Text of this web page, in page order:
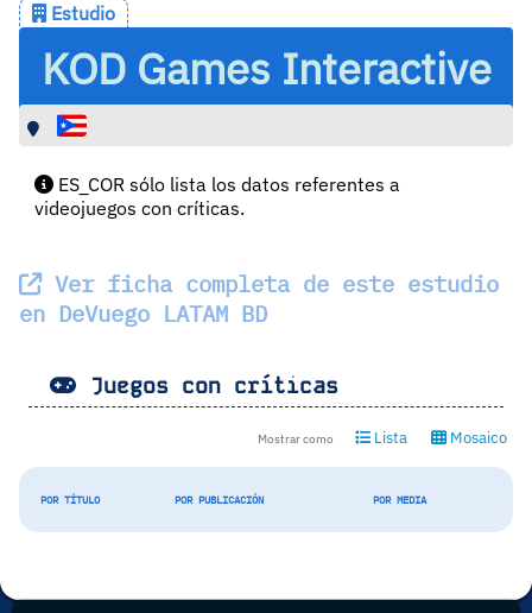
Estudio
KOD Games Interactive
ES_COR sólo lista los datos referentes a
videojuegos con críticas.
Ver ficha completa de este estudio
en DeVuego LATAM BD
Juegos con críticas
Mostrar como Lista Mosaico
POR TÍTULO POR PUBLICACIÓN POR MEDIA